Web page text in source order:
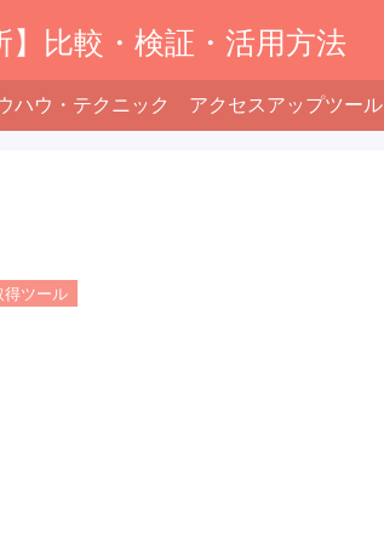
】比較・検証・活用方法
ハウ・テクニック アクセスアップツール
得ツール